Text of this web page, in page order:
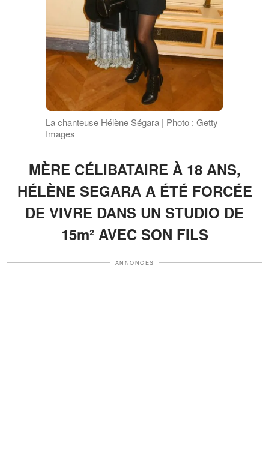
La chanteuse Hélène Ségara | Photo : Getty
Images
MÈRE CÉLIBATAIRE À 18 ANS,
HÉLÈNE SEGARA A ÉTÉ FORCÉE
DE VIVRE DANS UN STUDIO DE
15m² AVEC SON FILS
ANNONCES